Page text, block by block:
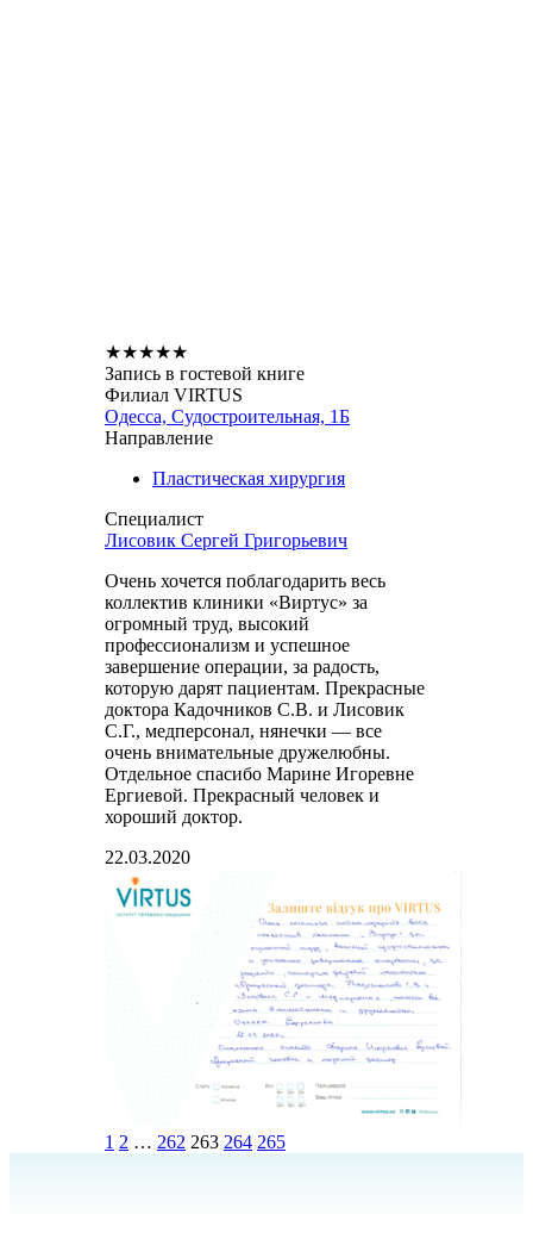
★★★★★
Запись в гостевой книге
Филиал VIRTUS
Одесса, Судостроительная, 1Б
Направление
Пластическая хирургия
Специалист
Лисовик Сергей Григорьевич
Очень хочется поблагодарить весь
коллектив клиники «Виртус» за
огромный труд, высокий
профессионализм и успешное
завершение операции, за радость,
которую дарят пациентам. Прекрасные
доктора Кадочников С.В. и Лисовик
С.Г., медперсонал, нянечки — все
очень внимательные дружелюбны.
Отдельное спасибо Марине Игоревне
Ергиевой. Прекрасный человек и
хороший доктор.
22.03.2020
1 2 … 262 263 264 265